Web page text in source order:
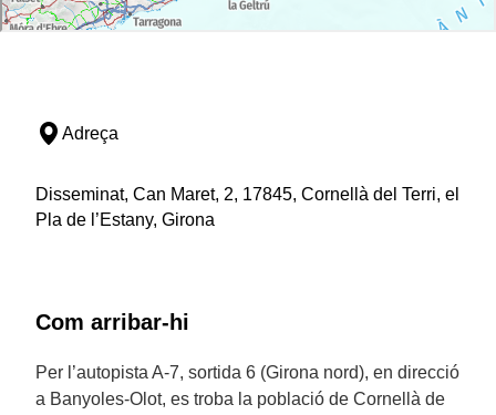
Adreça
Disseminat, Can Maret, 2, 17845, Cornellà del Terri, el
Pla de l’Estany, Girona
Com arribar-hi
Per l’autopista A-7, sortida 6 (Girona nord), en direcció
a Banyoles-Olot, es troba la població de Cornellà de